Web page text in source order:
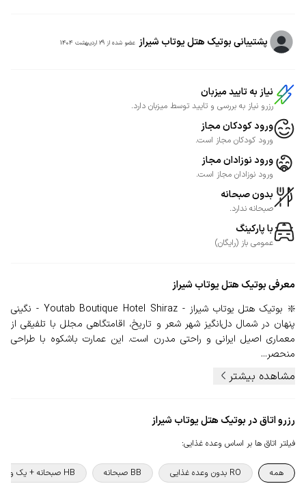
پشتیبانی بوتیک هتل یوتاب شیراز عضو شده از 29 اردیبهشت 1404
نیاز به تایید میزبان
رزرو نیاز به بررسی و تایید توسط میزبان دارد.
ورود کودکان مجاز
ورود کودکان مجاز است.
ورود نوزادان مجاز
ورود نوزادان مجاز است.
بدون صبحانه
صبحانه ندارد.
با پارکینگ
عمومی باز (رایگان)
معرفیبوتیک هتل یوتاب شیراز
❇️ بوتیک هتل یوتاب شیراز - Youtab Boutique Hotel Shiraz - نگینی
پنهان در شمال دل‌انگیز شهر شعر و تاریخ، اقامتگاهی مجلل با تلفیقی از
معماری اصیل ایرانی و راحتی مدرن است. این عمارت باشکوه با طراحی
منحصر...
مشاهده بیشتر
رزرو اتاق در بوتیک هتل یوتاب شیراز
فیلتر اتاق ها بر اساس وعده غذایی:
همه RO بدون وعده غذایی BB صبحانه HB صبحانه + یک وعده غذا